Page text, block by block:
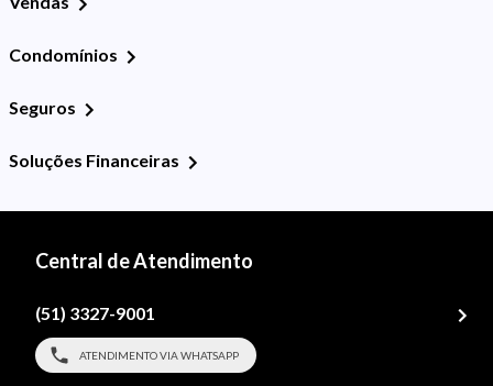
Condomínios
Seguros
Soluções Financeiras
Central de Atendimento
(51) 3327-9001
ATENDIMENTO VIA WHATSAPP